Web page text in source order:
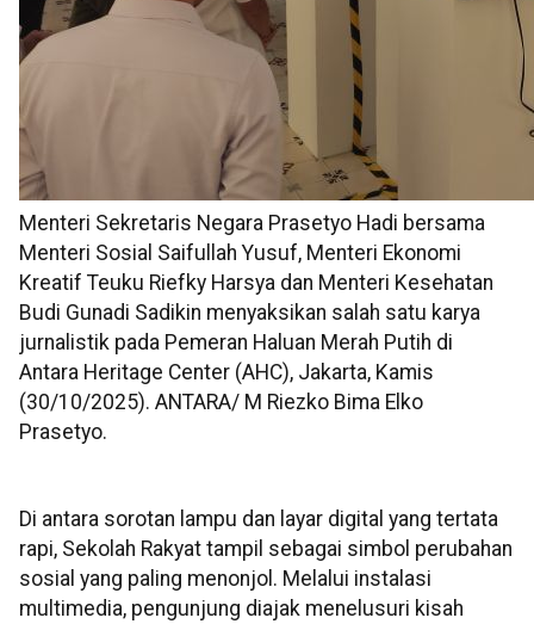
Menteri Sekretaris Negara Prasetyo Hadi bersama
Menteri Sosial Saifullah Yusuf, Menteri Ekonomi
Kreatif Teuku Riefky Harsya dan Menteri Kesehatan
Budi Gunadi Sadikin menyaksikan salah satu karya
jurnalistik pada Pemeran Haluan Merah Putih di
Antara Heritage Center (AHC), Jakarta, Kamis
(30/10/2025). ANTARA/ M Riezko Bima Elko
Prasetyo.
Di antara sorotan lampu dan layar digital yang tertata
rapi, Sekolah Rakyat tampil sebagai simbol perubahan
sosial yang paling menonjol. Melalui instalasi
multimedia, pengunjung diajak menelusuri kisah